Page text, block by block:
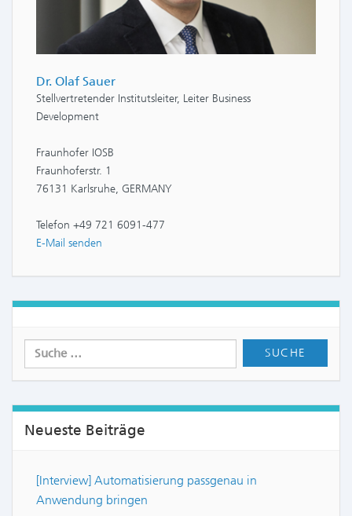
Dr. Olaf Sauer
Stellvertretender Institutsleiter, Leiter Business
Development
Fraunhofer IOSB
Fraunhoferstr. 1
76131 Karlsruhe, GERMANY
Telefon +49 721 6091-477
E-Mail senden
Neueste Beiträge
[Interview] Automatisierung passgenau in
Anwendung bringen